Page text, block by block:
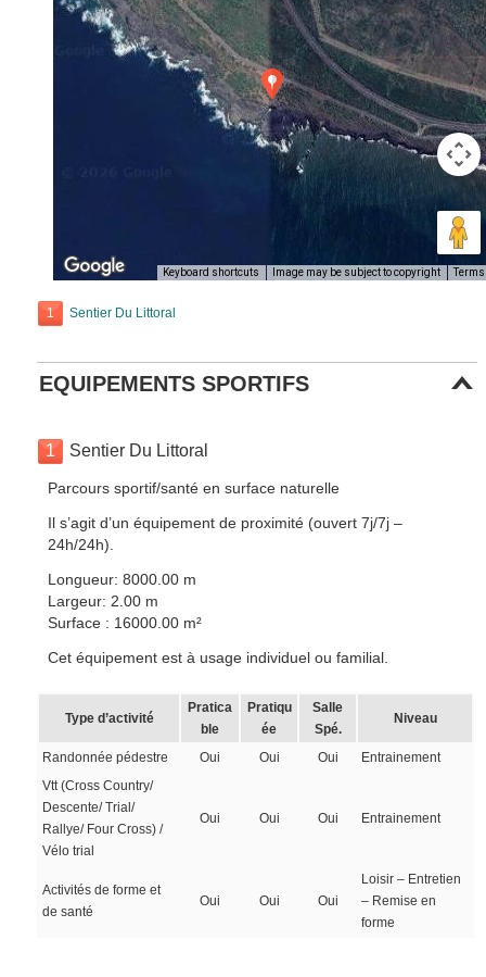
Keyboard shortcuts Image may be subject to copyright Terms
1 Sentier Du Littoral
EQUIPEMENTS SPORTIFS
1 Sentier Du Littoral
Parcours sportif/santé en surface naturelle
Il s’agit d’un équipement de proximité (ouvert 7j/7j –
24h/24h).
Longueur: 8000.00 m
Largeur: 2.00 m
Surface : 16000.00 m²
Cet équipement est à usage individuel ou familial.
Type d’activité
Pratica
ble
Pratiqu
ée
Salle
Spé.
Niveau
Randonnée pédestre Oui Oui Oui
Entrainement
Vtt (Cross Country/
Descente/ Trial/
Rallye/ Four Cross) /
Vélo trial
Oui Oui Oui Entrainement
Activités de forme et
de santé
Oui Oui Oui
Loisir – Entretien
– Remise en
forme